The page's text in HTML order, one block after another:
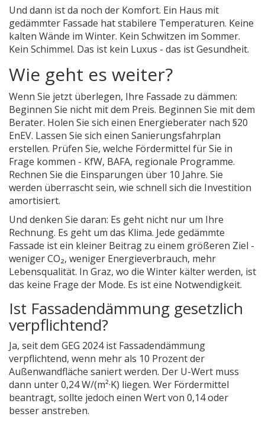
Und dann ist da noch der Komfort. Ein Haus mit
gedämmter Fassade hat stabilere Temperaturen. Keine
kalten Wände im Winter. Kein Schwitzen im Sommer.
Kein Schimmel. Das ist kein Luxus - das ist Gesundheit.
Wie geht es weiter?
Wenn Sie jetzt überlegen, Ihre Fassade zu dämmen:
Beginnen Sie nicht mit dem Preis. Beginnen Sie mit dem
Berater. Holen Sie sich einen Energieberater nach §20
EnEV. Lassen Sie sich einen Sanierungsfahrplan
erstellen. Prüfen Sie, welche Fördermittel für Sie in
Frage kommen - KfW, BAFA, regionale Programme.
Rechnen Sie die Einsparungen über 10 Jahre. Sie
werden überrascht sein, wie schnell sich die Investition
amortisiert.
Und denken Sie daran: Es geht nicht nur um Ihre
Rechnung. Es geht um das Klima. Jede gedämmte
Fassade ist ein kleiner Beitrag zu einem größeren Ziel -
weniger CO₂, weniger Energieverbrauch, mehr
Lebensqualität. In Graz, wo die Winter kälter werden, ist
das keine Frage der Mode. Es ist eine Notwendigkeit.
Ist Fassadendämmung gesetzlich
verpflichtend?
Ja, seit dem GEG 2024 ist Fassadendämmung
verpflichtend, wenn mehr als 10 Prozent der
Außenwandfläche saniert werden. Der U-Wert muss
dann unter 0,24 W/(m²·K) liegen. Wer Fördermittel
beantragt, sollte jedoch einen Wert von 0,14 oder
besser anstreben.